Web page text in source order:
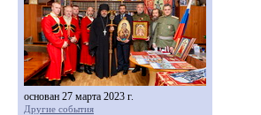
основан 27 марта 2023 г.
Другие события